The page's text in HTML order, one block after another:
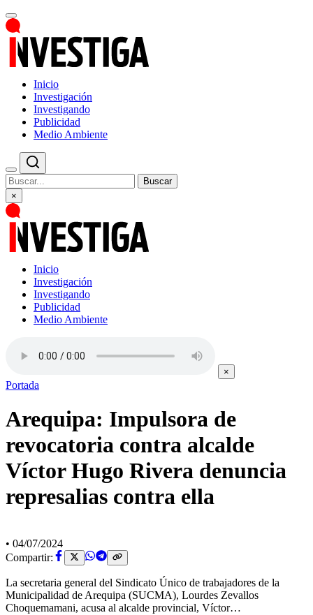
Inicio
Investigación
Investigando
Publicidad
Medio Ambiente
Buscar
×
Inicio
Investigación
Investigando
Publicidad
Medio Ambiente
×
Portada
Arequipa: Impulsora de
revocatoria contra alcalde
Víctor Hugo Rivera denuncia
represalias contra ella
• 04/07/2024
Compartir:
La secretaria general del Sindicato Único de trabajadores de la
Municipalidad de Arequipa (SUCMA), Lourdes Zevallos
Choquemamani, acusa al alcalde provincial, Víctor…